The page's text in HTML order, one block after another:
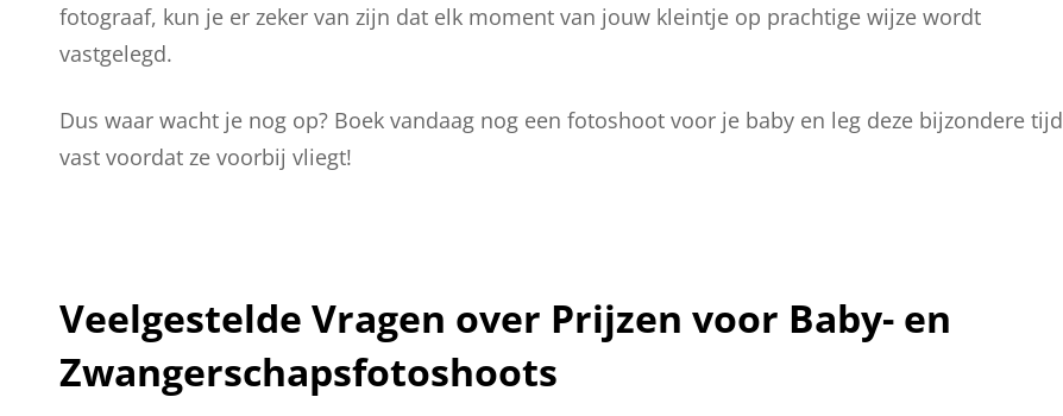
fotograaf, kun je er zeker van zijn dat elk moment van jouw kleintje op prachtige wijze wordt
vastgelegd.
Dus waar wacht je nog op? Boek vandaag nog een fotoshoot voor je baby en leg deze bijzondere tijd
vast voordat ze voorbij vliegt!
Veelgestelde Vragen over Prijzen voor Baby- en
Zwangerschapsfotoshoots